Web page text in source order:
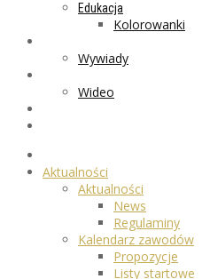
Edukacja
Kolorowanki
Wywiady
Wideo
Aktualności
Aktualności
News
Regulaminy
Kalendarz zawodów
Propozycje
Listy startowe